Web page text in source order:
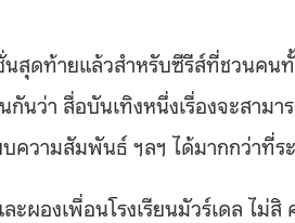
นสุดท้ายแล้วสำหรับซีรีส์ที่ชวนคน
กันว่า สื่อบันเทิงหนึ่งเรื่องจะสาม
ความสัมพันธ์ ฯลฯ ได้มากกว่าที่ร
ะผองเพื่อนโรงเรียนมัวร์เดล ไ